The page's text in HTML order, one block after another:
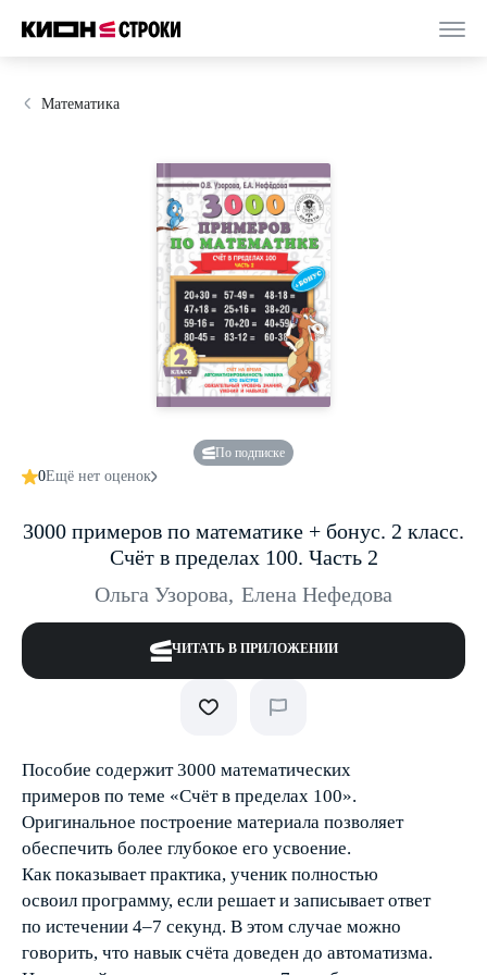
Математика
По подписке
0Ещё нет оценок
3000 примеров по математике + бонус. 2 класс.
Счёт в пределах 100. Часть 2
Ольга Узорова, Елена Нефедова
ЧИТАТЬ В ПРИЛОЖЕНИИ
Пособие содержит 3000 математических
примеров по теме «Счёт в пределах 100».
Оригинальное построение материала позволяет
обеспечить более глубокое его усвоение.
Как показывает практика, ученик полностью
освоил программу, если решает и записывает ответ
по истечении 4–7 секунд. В этом случае можно
говорить, что навык счёта доведен до автоматизма.